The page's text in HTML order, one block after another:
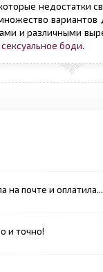
недостатки
и различными
сексуальное боди.
на почте и
и точно!